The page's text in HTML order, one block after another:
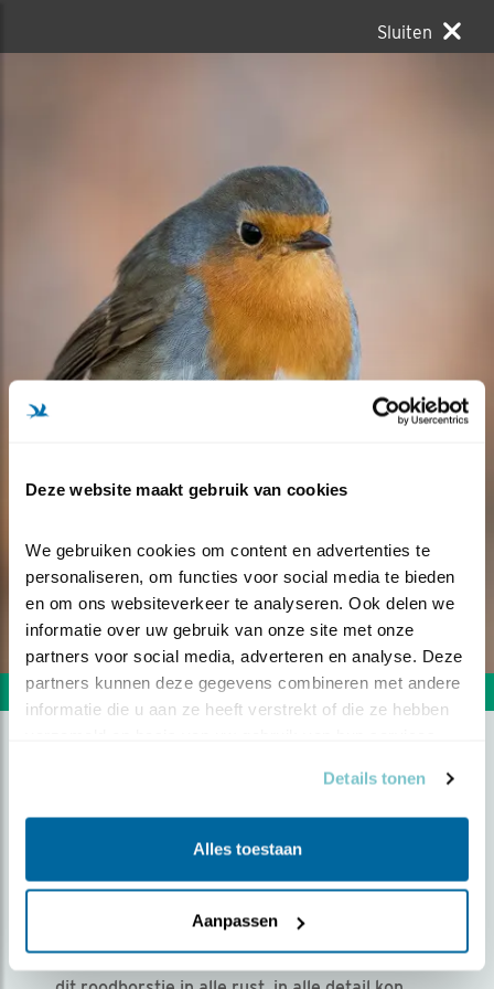
Deze website maakt gebruik van cookies
We gebruiken cookies om content en advertenties te
personaliseren, om functies voor social media te bieden
en om ons websiteverkeer te analyseren. Ook delen we
informatie over uw gebruik van onze site met onze
partners voor social media, adverteren en analyse. Deze
partners kunnen deze gegevens combineren met andere
informatie die u aan ze heeft verstrekt of die ze hebben
Details tonen
Alles toestaan
Aanpassen
Sluiten
Volgende foto Vorige foto
ROODBORSTJE IN ROOD-
ORANJE PASTELTINTEN
2022 |
1271 views
500mm, 1/400 sec, f5.6, iso800. Minutenlang
hadden we oogcontact met elkaar, waardoor ik